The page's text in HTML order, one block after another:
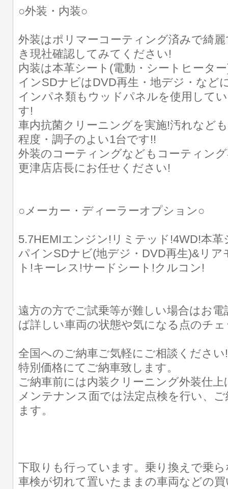
○外装・内装○
外装はポリマーコーティング済みで綺
き現社確認してみてください!
内装は本革シート(電動・シートヒータ
インSDナビはDVD再生・地デジ・など
インパネ類もウッドパネルを使用して
す!
車内抗菌クリーニングを実施!汚れなど
程度・調子のよい1台です!!
外装のコーティングなどもコーティン
更津店店長にお任せください!
○メーカー・ディーラーオプション○
5.7HEMIエンジン!リミテッド!4WD!本
パインSDナビ(地デジ・DVD再生)&リ
ト!キーレス!サードシート!クルコン!
遠方の方でご試乗等が難しい場合はお
ば詳しい車両の状態や気になる点のチ
全国へのご納車ご気軽にご相談くださ
特別価格にてご納車致します。
ご納車前には内装クリーニング外装仕上
メンテナンス面では法定点検を行い、
ます。
下取りも行っています。乗り換えで乗
車検が切れて置いたままの車両などの